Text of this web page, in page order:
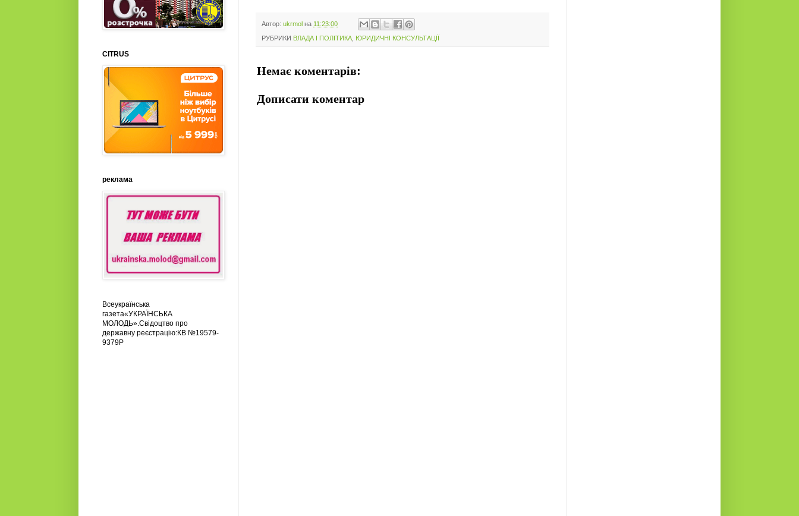
Автор: ukrmol на 11:23:00
РУБРИКИ ВЛАДА І ПОЛІТИКА ЮРИДИЧНІ КОНСУЛЬТАЦІЇ
Немає коментарів:
Дописати коментар
CITRUS
реклама
Всеукраїнська
газета«УКРАЇНСЬКА
МОЛОДЬ».Свідоцтво про
державну реєстрацію:КВ №19579-
9379Р